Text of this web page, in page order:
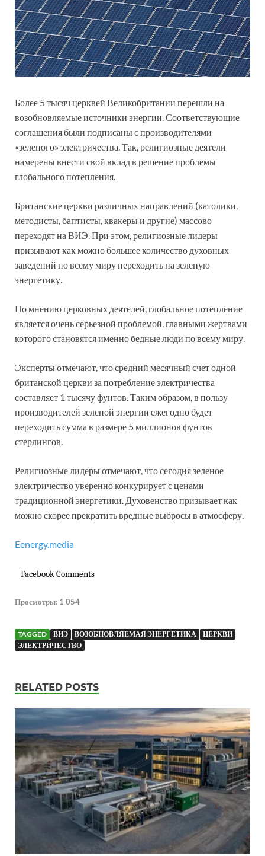
Более 5 тысяч церквей Великобритании перешли на
возобновляемые источники энергии. Соответствующие
соглашения были подписаны с производителями
«зеленого» электричества. Так, религиозные деятели
намерены внести свой вклад в решение проблемы
глобального потепления.
Британские церкви различных направлений (католики,
методисты, баптисты, квакеры и другие) массово
переходят на ВИЭ. При этом, религиозные лидеры
призывают как можно большее количество духовных
заведений по всему миру переходить на зеленую
энергетику.
По мнению церковных деятелей, глобальное потепление
является очень серьезной проблемой, главными жертвами
которого становятся именно бедные люди по всему миру.
Эксперты отмечают, что средний месячный счет одной
британской церкви за потребление электричества
составляет 1 тысячу фунтов. Таким образом, в пользу
производителей зеленой энергии ежегодно будет
переходить сумма в размере 5 миллионов фунтов
стерлингов.
Религиозные лидеры отмечают, что сегодня зеленое
электричество уверенно конкурирует с ценами
традиционной энергетики. Духовенство призывает как
можно скорее прекратить вредные выбросы в атмосферу.
Eenergy.media
Facebook Comments
Просмотры: 1 054
TAGGED ВИЭ ВОЗОБНОВЛЯЕМАЯ ЭНЕРГЕТИКА
ЦЕРКВИ
ЭЛЕКТРИЧЕСТВО
RELATED POSTS